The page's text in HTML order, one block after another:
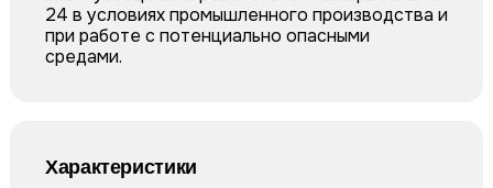
24 в условиях промышленного производства и
при работе с потенциально опасными
средами.
Характеристики